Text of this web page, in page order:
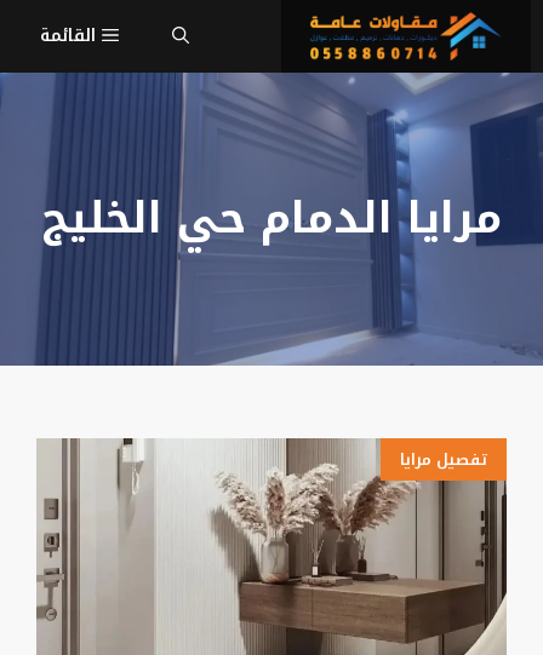
المحتوى
القائمة
مرايا الدمام حي الخليج
تفصيل مرايا